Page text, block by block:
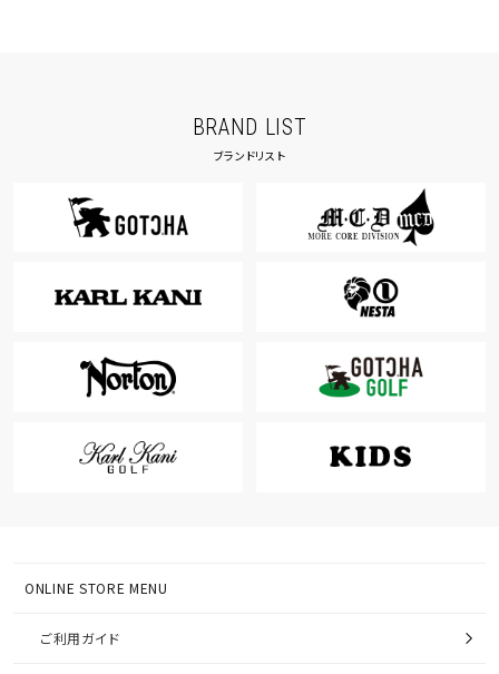
BRAND LIST
ブランドリスト
ONLINE STORE MENU
ご利用ガイド